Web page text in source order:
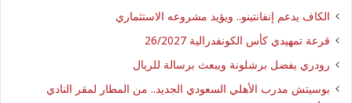
الكاف يدعم إنفانتينو.. ويؤيد مشروعه الاستثماري
قرعة تمهيدي كأس الكونفدرالية 26/2027
رودري يفضل برشلونة ويبعث برسالة للريال
بوسيتش مدرب الأهلي السعودي الجديد.. من المطار لمقر النادي